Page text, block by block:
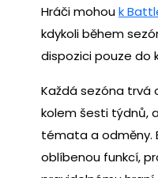
Hráči mohouk
kdykoli během
dispozici pouze do
Každá sezóna trvá
kolem šesti týdnů,
témata a odměny.
oblíbenou funkcí,